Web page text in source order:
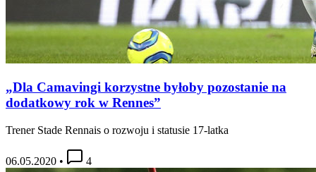
„Dla Camavingi korzystne byłoby pozostanie na
dodatkowy rok w Rennes”
Trener Stade Rennais o rozwoju i statusie 17-latka
06.05.2020 • 4